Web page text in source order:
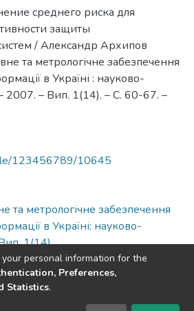
среднего риска для
защиты
/ Александр Архипов
та метрологічне забезпечення
в Україні : науково-
2007. – Вип. 1(14). – С. 60-67. –
123456789/10645
та метрологічне забезпечення
в Україні: науково-
1(14)
personal information for the
Preferences,
Statistics.